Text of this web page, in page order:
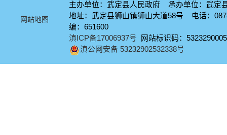
网站地图
主办单位：武定县人民政府 承办单位：武定
地址：武定县狮山镇狮山大道58号 电话：
编：651600
滇ICP备17006937号 网站标识码：5323290005
滇公网安备 53232902532338号